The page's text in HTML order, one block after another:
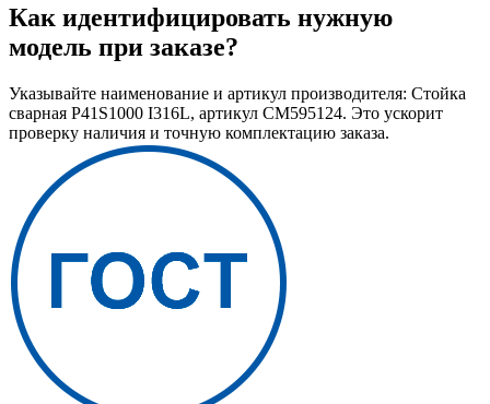
Как идентифицировать нужную
модель при заказе?
Указывайте наименование и артикул производителя: Стойка
сварная P41S1000 I316L, артикул CM595124. Это ускорит
проверку наличия и точную комплектацию заказа.